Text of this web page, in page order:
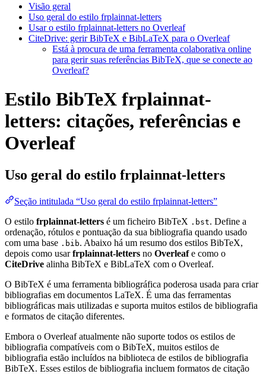
Visão geral
Uso geral do estilo frplainnat-letters
Usar o estilo frplainnat-letters no Overleaf
CiteDrive: gerir BibTeX e BibLaTeX para o Overleaf
Está à procura de uma ferramenta colaborativa online
para gerir suas referências BibTeX, que se conecte ao
Overleaf?
Estilo BibTeX frplainnat-
letters: citações, referências e
Overleaf
Uso geral do estilo frplainnat-letters
Seção intitulada “Uso geral do estilo frplainnat-letters”
O estilo frplainnat-letters é um ficheiro BibTeX .bst. Define a
ordenação, rótulos e pontuação da sua bibliografia quando usado
com uma base .bib. Abaixo há um resumo dos estilos BibTeX,
depois como usarfrplainnat-letters no Overleafe como o
CiteDrive alinha BibTeX e BibLaTeX com o Overleaf.
O BibTeX é uma ferramenta bibliográfica poderosa usada para criar
bibliografias em documentos LaTeX. É uma das ferramentas
bibliográficas mais utilizadas e suporta muitos estilos de bibliografia
e formatos de citação diferentes.
Embora o Overleaf atualmente não suporte todos os estilos de
bibliografia compatíveis com o BibTeX, muitos estilos de
bibliografia estão incluídos na biblioteca de estilos de bibliografia
BibTeX. Esses estilos de bibliografia incluem formatos de citação